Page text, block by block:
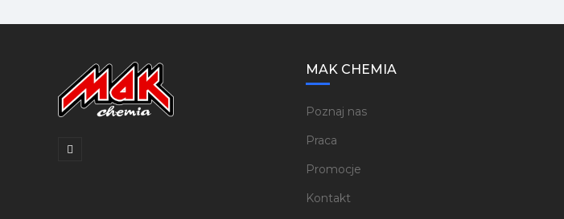
MAK CHEMIA
Poznaj nas
Praca
Promocje
Kontakt